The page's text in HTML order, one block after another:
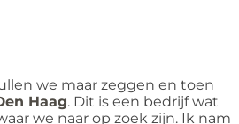
we maar zeggen en toen
Haag. Dit is een bedrijf wat
we naar op zoek zijn. Ik nam